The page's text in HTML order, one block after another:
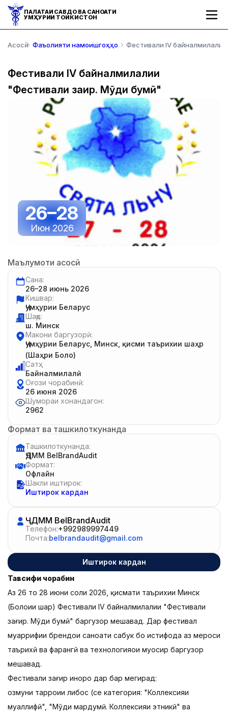
ПАЛАТАИ САВДО ВА САНОАТИ
ҶУМҲУРИИ ТОҶИКИСТОН
Асосӣ Фаъолияти намоишгоҳҳо Фестивали IV
Фестивали IV байналмилалии
"Фестивали зағир. Мӯди бумӣ"
26–28
Июн 2026
Маълумоти асосӣ
Сана:
26–28 июнь 2026
Кишвар:
Ҷумҳурии Беларус
Шаҳр:
ш. Минск
Макони баргузорӣ:
Ҷумҳурии Беларус, Минск, қисми таърихии шаҳр
(Шаҳри Боло)
Сатҳ:
Байналмилалӣ
Оғози чорабинӣ:
26 июня 2026
Шумораи хонандагон:
2962
Формат ва ташкилоткунанда
Ташкилоткунанда:
ҶДММ BelBrandAudit
Формат:
Офлайн
Шакли иштирок:
Иштирок кардан
ҶДММ BelBrandAudit
Телефон:+992989997449
Почта:belbrandaudit@gmail.com
Иштирок кардан
Тавсифи чорабинӣ
Аз 26 то 28 июни соли 2026, қисмати таърихии Минск
(Болоии шаҳр) Фестивали IV байналмилалии "Фестивали
зағир. Мӯди бумӣ" баргузор мешавад. Дар фестивал
муаррифии брендҳои саноати сабук бо истифода аз мероси
таърихӣ ва фарҳангӣ ва технологияҳои муосир баргузор
мешавад.
Фестивали зағир инҳоро дар бар мегирад:
озмуни тарроҳии либос (се категория: "Коллексияи
муаллифӣ", "Мӯди мардумӣ. Коллексияи этникӣ" ва